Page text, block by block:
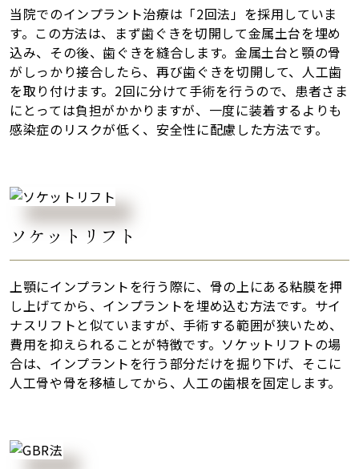
当院でのインプラント治療は「2回法」を採用していま
す。この方法は、まず歯ぐきを切開して金属土台を埋め
込み、その後、歯ぐきを縫合します。金属土台と顎の骨
がしっかり接合したら、再び歯ぐきを切開して、人工歯
を取り付けます。2回に分けて手術を行うので、患者さま
にとっては負担がかかりますが、一度に装着するよりも
感染症のリスクが低く、安全性に配慮した方法です。
ソケットリフト
上顎にインプラントを行う際に、骨の上にある粘膜を押
し上げてから、インプラントを埋め込む方法です。サイ
ナスリフトと似ていますが、手術する範囲が狭いため、
費用を抑えられることが特徴です。ソケットリフトの場
合は、インプラントを行う部分だけを掘り下げ、そこに
人工骨や骨を移植してから、人工の歯根を固定します。